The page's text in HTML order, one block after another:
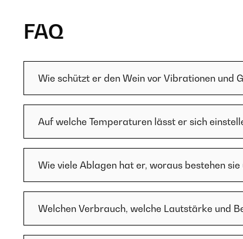
FAQ
Wie schützt er den Wein vor Vibrationen und
Auf welche Temperaturen lässt er sich
Wie viele Ablagen hat er, woraus bestehen
Welchen Verbrauch, welche Lautstärke und